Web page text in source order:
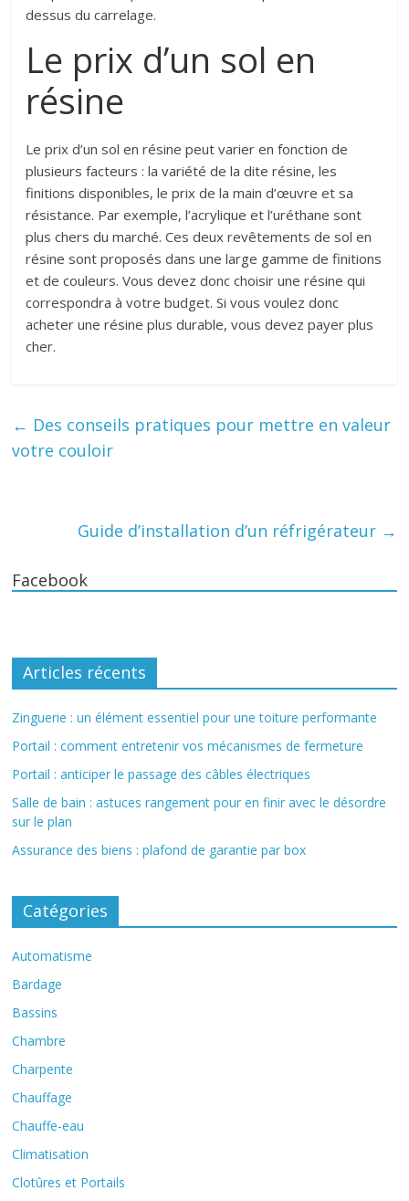
dessus du carrelage.
Le prix d’un sol en
résine
Le prix d’un sol en résine peut varier en fonction de
plusieurs facteurs : la variété de la dite résine, les
finitions disponibles, le prix de la main d’œuvre et sa
résistance. Par exemple, l’acrylique et l’uréthane sont
plus chers du marché. Ces deux revêtements de sol en
résine sont proposés dans une large gamme de finitions
et de couleurs. Vous devez donc choisir une résine qui
correspondra à votre budget. Si vous voulez donc
acheter une résine plus durable, vous devez payer plus
cher.
← Des conseils pratiques pour mettre en valeur
votre couloir
Guide d’installation d’un réfrigérateur →
Facebook
Articles récents
Zinguerie : un élément essentiel pour une toiture performante
Portail : comment entretenir vos mécanismes de fermeture
Portail : anticiper le passage des câbles électriques
Salle de bain : astuces rangement pour en finir avec le désordre
sur le plan
Assurance des biens : plafond de garantie par box
Catégories
Automatisme
Bardage
Bassins
Chambre
Charpente
Chauffage
Chauffe-eau
Climatisation
Clotûres et Portails